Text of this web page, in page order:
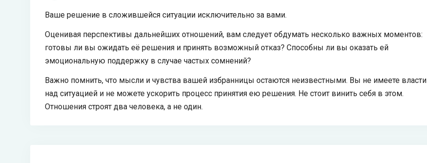
Ваше решение в сложившейся ситуации исключительно за вами.
Оценивая перспективы дальнейших отношений, вам следует обдумать несколько важных моментов:
готовы ли вы ожидать её решения и принять возможный отказ? Способны ли вы оказать ей
эмоциональную поддержку в случае частых сомнений?
Важно помнить, что мысли и чувства вашей избранницы остаются неизвестными. Вы не имеете власти
над ситуацией и не можете ускорить процесс принятия ею решения. Не стоит винить себя в этом.
Отношения строят два человека, а не один.